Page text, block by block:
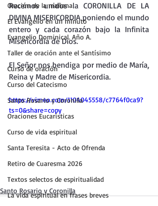
Oración de la mañana
El Evangelio en un minuto
Evangelio Dominical. Año A.
Taller de oración ante el Santísimo
Curso de oración
Curso del Catecismo
Santo Rosario y Coronilla
Oraciones Eucarísticas
Curso de vida espiritual
Santa Teresita - Acto de Ofrenda
Retiro de Cuaresma 2026
Textos selectos de espiritualidad
La vida espiritual en frases breves
Recemos unidos la CORONILLA DE LA
DIVINA MISERICORDIA poniendo el mundo
entero y cada corazón bajo la Infinita
Misericordia de Dios.
El Señor nos bendiga por medio de María,
Reina y Madre de Misericordia.
https://vimeo.com/1104045558/c7764f0ca9?
ts=0&share=copy
Santo Rosario y Coronilla